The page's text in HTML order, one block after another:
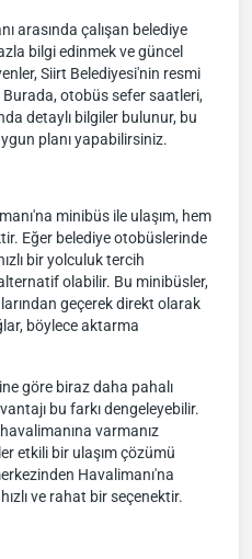
arasında çalışan belediye
bilgi edinmek ve güncel
Siirt Belediyesi'nin resmi
otobüs sefer saatleri,
detaylı bilgiler bulunur, bu
planı yapabilirsiniz.
minibüs ile ulaşım, hem
Eğer belediye otobüslerinde
bir yolculuk tercih
olabilir. Bu minibüsler,
geçerek direkt olarak
böylece aktarma
göre biraz daha pahalı
bu farkı dengeleyebilir.
varmanız
etkili bir ulaşım çözümü
Havalimanı'na
ve rahat bir seçenektir.